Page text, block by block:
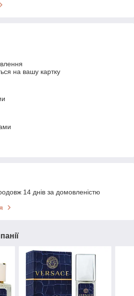
на вашу картку
14 днів за домовленістю